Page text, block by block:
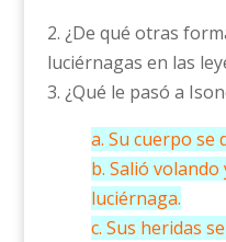
2. ¿De qué otras
luciérnagas en las
3. ¿Qué le pasó a
a. Su cuerpo se
b. Salió
luciérnaga.
c. Sus heridas